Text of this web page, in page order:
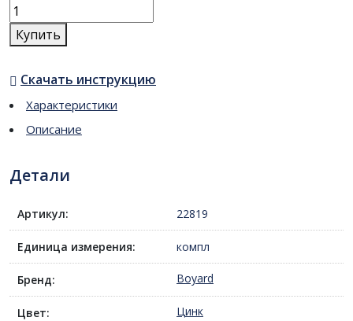
Купить
Скачать инструкцию
Характеристики
Описание
Детали
Артикул: 22819
Единица измерения: компл
Бренд: Boyard
Цвет: Цинк